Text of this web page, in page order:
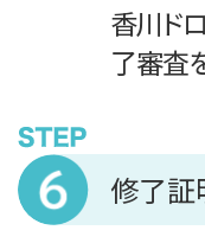
香川ド
了審査
修了証